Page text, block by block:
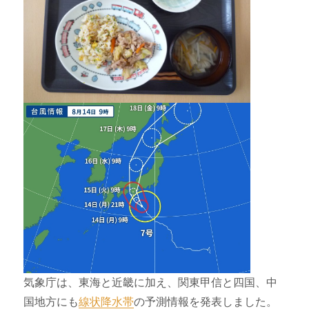
気象庁は、東海と近畿に加え、関東甲信と四国、中
国地方にも線状降水帯の予測情報を発表しました。